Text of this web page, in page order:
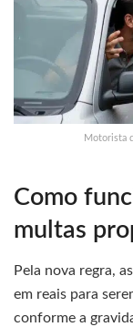
Motorista
Como
multas
Pela nova regra,
em reais para
conforme a